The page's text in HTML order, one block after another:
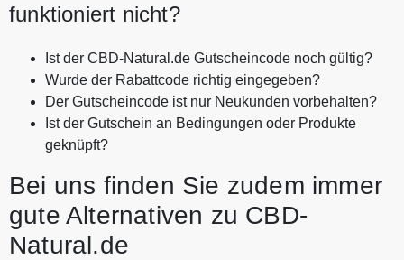
funktioniert nicht?
Ist der CBD-Natural.de Gutscheincode noch gültig?
Wurde der Rabattcode richtig eingegeben?
Der Gutscheincode ist nur Neukunden vorbehalten?
Ist der Gutschein an Bedingungen oder Produkte
geknüpft?
Bei uns finden Sie zudem immer
gute Alternativen zu CBD-
Natural.de